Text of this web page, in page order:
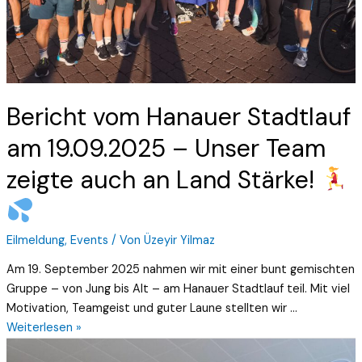
Bericht vom Hanauer Stadtlauf
am 19.09.2025 – Unser Team
zeigte auch an Land Stärke!
Eilmeldung, Events / Von Üzeyir Yilmaz
Am 19. September 2025 nahmen wir mit einer bunt gemischten
Gruppe – von Jung bis Alt – am Hanauer Stadtlauf teil. Mit viel
Motivation, Teamgeist und guter Laune stellten wir …
zeigte
auch
an
Land
Stärke!
Weiterlesen »